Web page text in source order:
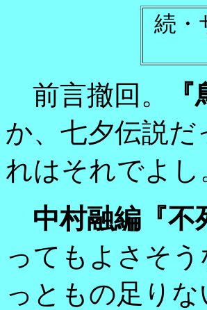
続・
前言撤回。
か、七夕伝説
れはそれでよし
中村融編『不
ってもよさそ
っともの足り